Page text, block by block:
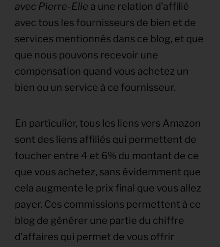
avec Pierre-Elie a une relation d’affilié
avec tous les fournisseurs de bien et de
services mentionnés dans ce blog, et que
que nous pouvons recevoir une
compensation quand vous achetez un
bien ou un service à ce fournisseur.
En particulier, tous les liens vers Amazon
sont des liens affiliés qui permettent de
toucher entre 4 et 6% du montant de ce
que vous achetez, sans évidemment que
cela augmente le prix final que vous allez
payer. Ces commissions permettent à ce
blog de générer une partie du chiffre
d’affaires qui permet de vous offrir